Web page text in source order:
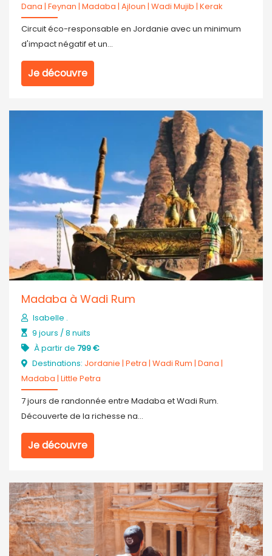
Dana | Feynan | Madaba | Ajloun | Wadi Mujib | Kerak
Circuit éco-responsable en Jordanie avec un minimum
d'impact négatif et un...
Je découvre
Madaba à Wadi Rum
Isabelle .
9 jours / 8 nuits
À partir de 799 €
Destinations: Jordanie | Petra | Wadi Rum | Dana |
Madaba | Little Petra
7 jours de randonnée entre Madaba et Wadi Rum.
Découverte de la richesse na...
Je découvre